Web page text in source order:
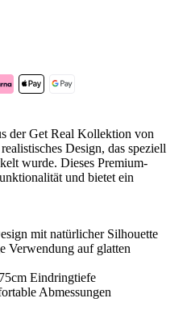
der Get Real Kollektion von
Design, das speziell
wurde. Dieses Premium-
und bietet ein
mit natürlicher Silhouette
Verwendung auf glatten
Eindringtiefe
Abmessungen